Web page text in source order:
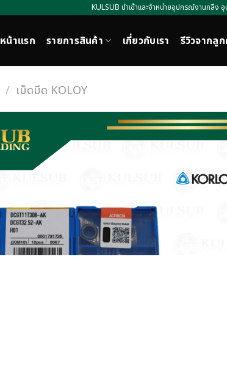
KULSUB นำเข้าและจำหน่ายอุปกรณ์งานกลึง
หน้าแรก รายการสินค้า เกี่ยวกับเรา รีวิวจากลู
/ เม็ดมีด KOLOY